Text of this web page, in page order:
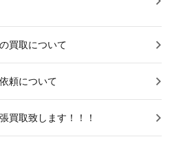
買取について
頼について
取致します！！！